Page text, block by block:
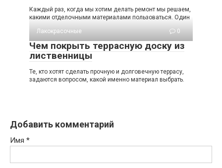
Каждый раз, когда мы хотим делать ремонт мы решаем,
какими отделочными материалами пользоваться. Один
Лакокрасочные
0
Чем покрыть террасную доску из
лиственницы
Те, кто хотят сделать прочную и долговечную террасу,
задаются вопросом, какой именно материал выбрать.
Добавить комментарий
Имя *